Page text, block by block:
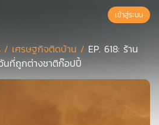
เข้าสู่ระบบ
/ เศรษฐกิจติดบ้าน / EP. 618: ร้าน
วันที่ถูกต่างชาติก๊อปปี้